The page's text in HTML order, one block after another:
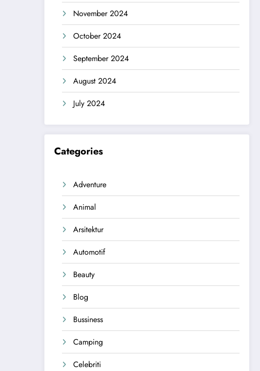
November 2024
October 2024
September 2024
August 2024
July 2024
Categories
Adventure
Animal
Arsitektur
Automotif
Beauty
Blog
Bussiness
Camping
Celebriti